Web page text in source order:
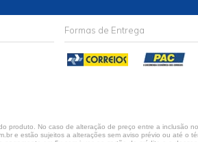
Formas de Entrega
produto. No caso de alteração de preço entre a inclusão
e estão sujeitos a alterações sem aviso prévio ou até